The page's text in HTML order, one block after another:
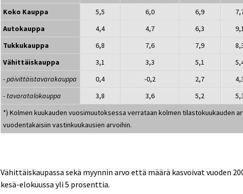
Koko Kauppa
5,5 6,0 6,9
Autokauppa
4,4 4,7 6,3
9,1
Tukkukauppa
6,8 7,6 7,9
Vähittäiskauppa
3,1 3,3 5,1
- päivittäistavarakauppa
0,4 -0,2 2,7
- tavaratalokauppa
3,8 3,6 5,2
*) Kolmen kuukauden vuosimuutoksessa verrataan kolmen tilastokuukauden
vuodentakaisiin vastinkuukausien arvoihin.
Vähittäiskaupassa sekä myynnin arvo että määrä kasvoivat vuoden
kesä-elokuussa yli 5 prosenttia.